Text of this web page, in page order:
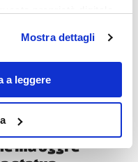
in qualsiasi
o facendo clic
tua posizione
di qualche
Mostra dettagli
a leggere
ma oggi è